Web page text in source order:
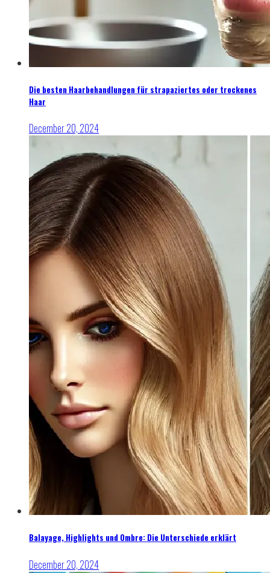
Die besten Haarbehandlungen für strapaziertes oder trockenes
Haar
December 20, 2024
Balayage, Highlights und Ombre: Die Unterschiede erklärt
December 20, 2024